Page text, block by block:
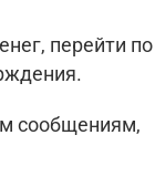
перейти по
сообщениям,